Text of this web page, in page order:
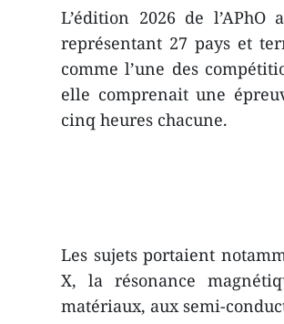
L’édition 2026 de
représentant 27 pays et
comme l’une des
elle comprenait une
cinq heures chacune.
Les sujets portaient
X, la résonance
matériaux, aux semi-